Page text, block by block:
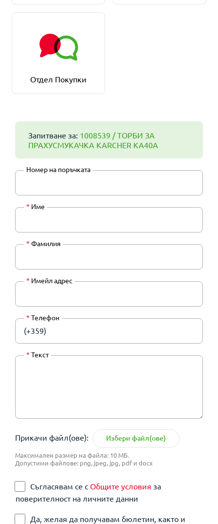
Отдел Покупки
Запитване за: 1008539 / ТОРБИ ЗА
ПРАХУСМУКАЧКА KARCHER KA40A
Номер на поръчката
* Име
* Фамилия
* Имейл адрес
* Телефон
(+359)
* Текст
Прикачи файл(ове): Избери файл(ове)
Максимален размер на файла: 10 МБ.
Допустими файлове: png, jpeg, jpg, pdf и docx
Съгласявам се с Общите условия за
поверителност на личните данни
Да, желая да получавам бюлетин, както и